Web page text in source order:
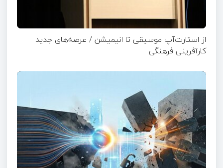
از استارت‌آپ موسیقی تا انیمیشن / عرصه‌های جدید
کارآفرینی فرهنگی